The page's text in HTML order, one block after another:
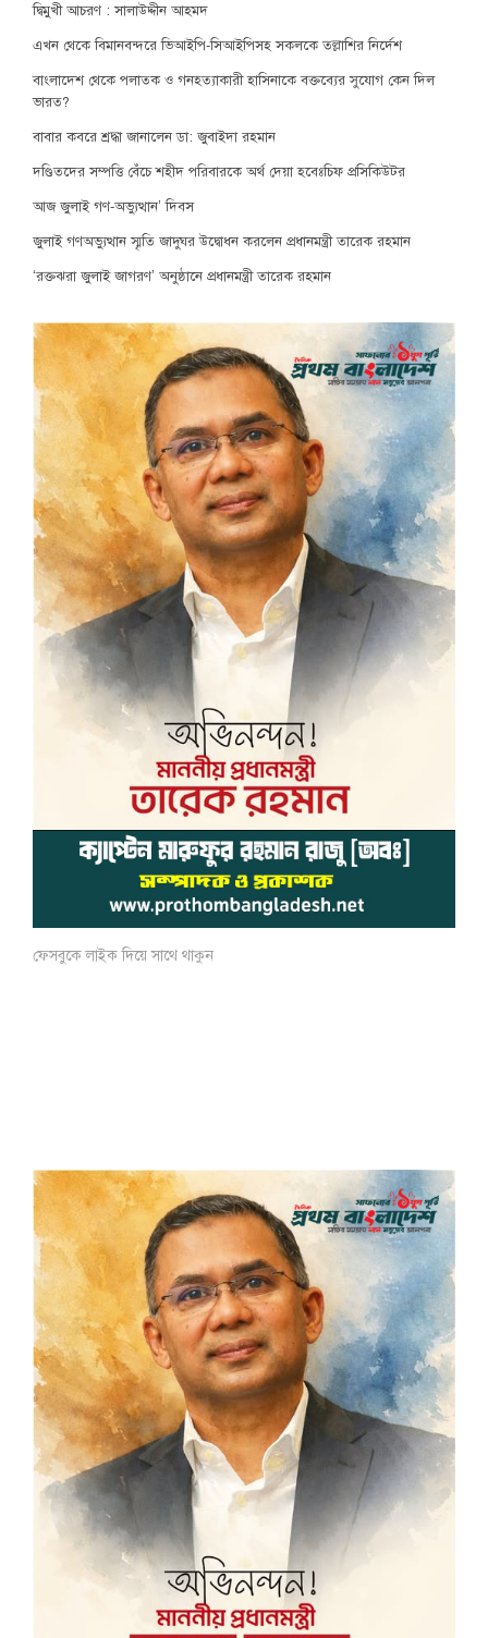
দ্বিমুখী আচরণ : সালাউদ্দীন আহমদ
এখন থেকে বিমানবন্দরে ভিআইপি-সিআইপিসহ সকলকে তল্লাশির নির্দেশ
বাংলাদেশ থেকে পলাতক ও গনহত্যাকারী হাসিনাকে বক্তব্যের সুযোগ কেন দিল
ভারত?
বাবার কবরে শ্রদ্ধা জানালেন ডা: জুবাইদা রহমান
দণ্ডিতদের সম্পত্তি বেঁচে শহীদ পরিবারকে অর্থ দেয়া হবেঃচিফ প্রসিকিউটর
আজ জুলাই গণ-অভ্যুত্থান’ দিবস
জুলাই গণঅভ্যুত্থান স্মৃতি জাদুঘর উদ্বোধন করলেন প্রধানমন্ত্রী তারেক রহমান
‘রক্তঝরা জুলাই জাগরণ’ অনুষ্ঠানে প্রধানমন্ত্রী তারেক রহমান
ফেসবুকে লাইক দিয়ে সাথে থাকুন